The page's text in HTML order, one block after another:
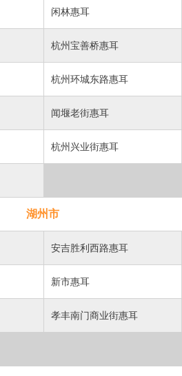
闲林惠耳
杭州宝善桥惠耳
杭州环城东路惠耳
闻堰老街惠耳
杭州兴业街惠耳
湖州市
安吉胜利西路惠耳
新市惠耳
孝丰南门商业街惠耳